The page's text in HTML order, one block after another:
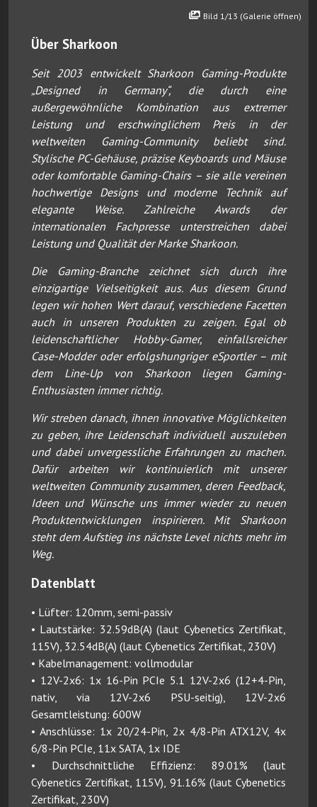
Bild 1/13 (Galerie öffnen)
Über Sharkoon
Seit 2003 entwickelt Sharkoon Gaming-Produkte
„Designed in Germany“, die durch eine
außergewöhnliche Kombination aus extremer
Leistung und erschwinglichem Preis in der
weltweiten Gaming-Community beliebt sind.
Stylische PC-Gehäuse, präzise Keyboards und Mäuse
oder komfortable Gaming-Chairs – sie alle vereinen
hochwertige Designs und moderne Technik auf
elegante Weise. Zahlreiche Awards der
internationalen Fachpresse unterstreichen dabei
Leistung und Qualität der Marke Sharkoon.
Die Gaming-Branche zeichnet sich durch ihre
einzigartige Vielseitigkeit aus. Aus diesem Grund
legen wir hohen Wert darauf, verschiedene Facetten
auch in unseren Produkten zu zeigen. Egal ob
leidenschaftlicher Hobby-Gamer, einfallsreicher
Case-Modder oder erfolgshungriger eSportler – mit
dem Line-Up von Sharkoon liegen Gaming-
Enthusiasten immer richtig.
Wir streben danach, ihnen innovative Möglichkeiten
zu geben, ihre Leidenschaft individuell auszuleben
und dabei unvergessliche Erfahrungen zu machen.
Dafür arbeiten wir kontinuierlich mit unserer
weltweiten Community zusammen, deren Feedback,
Ideen und Wünsche uns immer wieder zu neuen
Produktentwicklungen inspirieren. Mit Sharkoon
steht dem Aufstieg ins nächste Level nichts mehr im
Weg.
Datenblatt
• Lüfter: 120mm, semi-passiv
• Lautstärke: 32.59dB(A) (laut Cybenetics Zertifikat,
115V), 32.54dB(A) (laut Cybenetics Zertifikat, 230V)
• Kabelmanagement: vollmodular
• 12V-2x6: 1x 16-Pin PCIe 5.1 12V-2x6 (12+4-Pin,
nativ, via 12V-2x6 PSU-seitig), 12V-2x6
Gesamtleistung: 600W
• Anschlüsse: 1x 20/24-Pin, 2x 4/8-Pin ATX12V, 4x
6/8-Pin PCIe, 11x SATA, 1x IDE
• Durchschnittliche Effizienz: 89.01% (laut
Cybenetics Zertifikat, 115V), 91.16% (laut Cybenetics
Zertifikat, 230V)